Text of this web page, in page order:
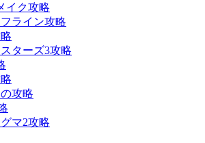
イク攻略
ライン攻略
ターズ3攻略
攻略
マ2攻略